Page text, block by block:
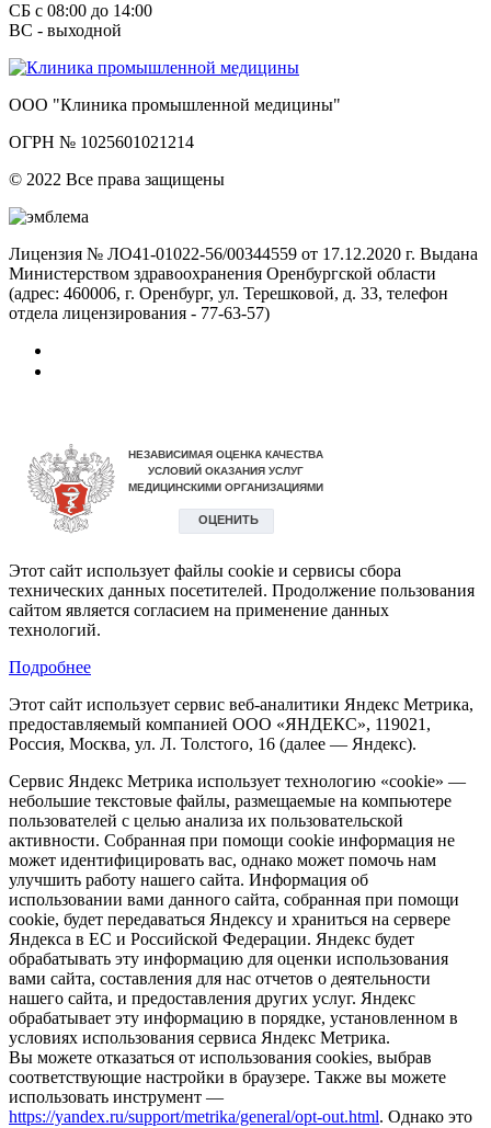
СБ с 08:00 до 14:00
ВС - выходной
ООО "Клиника промышленной медицины"
ОГРН № 1025601021214
© 2022 Все права защищены
Лицензия № ЛО41-01022-56/00344559 от 17.12.2020 г. Выдана
Министерством здравоохранения Оренбургской области
(адрес: 460006, г. Оренбург, ул. Терешковой, д. 33, телефон
отдела лицензирования - 77-63-57)
Этот сайт использует файлы cookie и сервисы сбора
технических данных посетителей. Продолжение пользования
сайтом является согласием на применение данных
технологий.
Подробнее
Этот сайт использует сервис веб-аналитики Яндекс Метрика,
предоставляемый компанией ООО «ЯНДЕКС», 119021,
Россия, Москва, ул. Л. Толстого, 16 (далее — Яндекс).
Сервис Яндекс Метрика использует технологию «cookie» —
небольшие текстовые файлы, размещаемые на компьютере
пользователей с целью анализа их пользовательской
активности. Собранная при помощи cookie информация не
может идентифицировать вас, однако может помочь нам
улучшить работу нашего сайта. Информация об
использовании вами данного сайта, собранная при помощи
cookie, будет передаваться Яндексу и храниться на сервере
Яндекса в ЕС и Российской Федерации. Яндекс будет
обрабатывать эту информацию для оценки использования
вами сайта, составления для нас отчетов о деятельности
нашего сайта, и предоставления других услуг. Яндекс
обрабатывает эту информацию в порядке, установленном в
условиях использования сервиса Яндекс Метрика.
Вы можете отказаться от использования cookies, выбрав
соответствующие настройки в браузере. Также вы можете
использовать инструмент —
https://yandex.ru/support/metrika/general/opt-out.html. Однако это